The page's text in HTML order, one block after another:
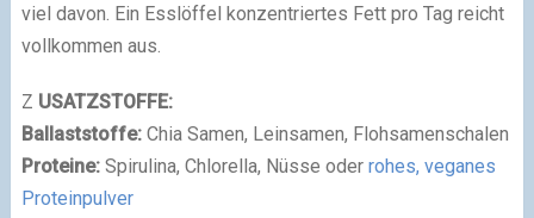
viel davon. Ein Esslöffel konzentriertes Fett pro Tag reicht
vollkommen aus.
Z USATZSTOFFE:
Ballaststoffe: Chia Samen, Leinsamen, Flohsamenschalen
Proteine:Spirulina, Chlorella, Nüsse oder rohes, veganes
Proteinpulver